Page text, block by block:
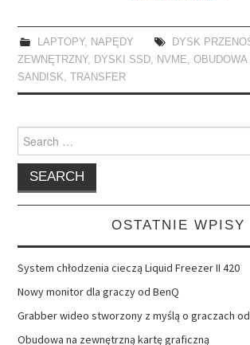
LAPTOPY, NAPĘDY DYSK
ZEWNĘTRZNY, DYSKI SSD, NVME,
SANDISK, TRANSFER
Search
for:
OSTATNIE WPISY
System chłodzenia cieczą Liquid Freezer II 420
Nowy monitor dla graczy od BenQ
Grabber wideo stworzony z myślą o graczach
Obudowa na zewnętrzną kartę graficzną